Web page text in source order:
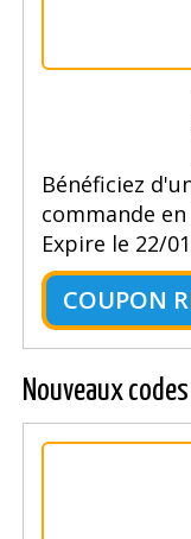
Bénéficiez
commande
Expire le 22/
COUPON
Nouveaux